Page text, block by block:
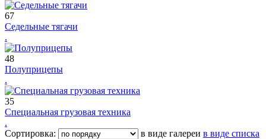
67
Седельные тягачи
.
48
Полуприцепы
.
35
Специальная грузовая техника
.
Сортировка:
в виде галереи в виде списка